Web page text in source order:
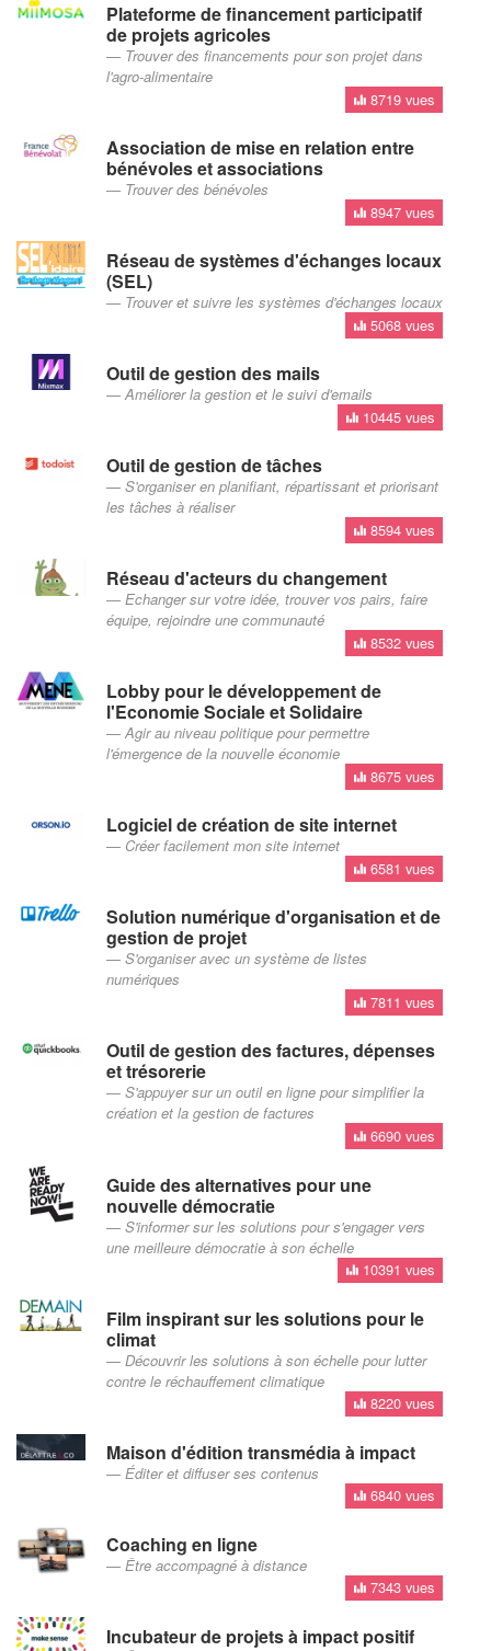
Plateforme de financement participatif
de projets agricoles
Trouver des financements pour son projet dans
l'agro-alimentaire
8719 vues
Association de mise en relation entre
bénévoles et associations
Trouver des bénévoles
8947 vues
Réseau de systèmes d'échanges locaux
(SEL)
Trouver et suivre les systèmes d'échanges locaux
5068 vues
Outil de gestion des mails
Améliorer la gestion et le suivi d'emails
10445 vues
Outil de gestion de tâches
S'organiser en planifiant, répartissant et priorisant
les tâches à réaliser
8594 vues
Réseau d'acteurs du changement
Echanger sur votre idée, trouver vos pairs, faire
équipe, rejoindre une communauté
8532 vues
Lobby pour le développement de
l'Economie Sociale et Solidaire
Agir au niveau politique pour permettre
l'émergence de la nouvelle économie
8675 vues
Logiciel de création de site internet
Créer facilement mon site internet
6581 vues
Solution numérique d'organisation et de
gestion de projet
S'organiser avec un système de listes
numériques
7811 vues
Outil de gestion des factures, dépenses
et trésorerie
S'appuyer sur un outil en ligne pour simplifier la
création et la gestion de factures
6690 vues
Guide des alternatives pour une
nouvelle démocratie
S'informer sur les solutions pour s'engager vers
une meilleure démocratie à son échelle
10391 vues
Film inspirant sur les solutions pour le
climat
Découvrir les solutions à son échelle pour lutter
contre le réchauffement climatique
8220 vues
Maison d'édition transmédia à impact
Éditer et diffuser ses contenus
6840 vues
Coaching en ligne
Être accompagné à distance
7343 vues
Incubateur de projets à impact positif